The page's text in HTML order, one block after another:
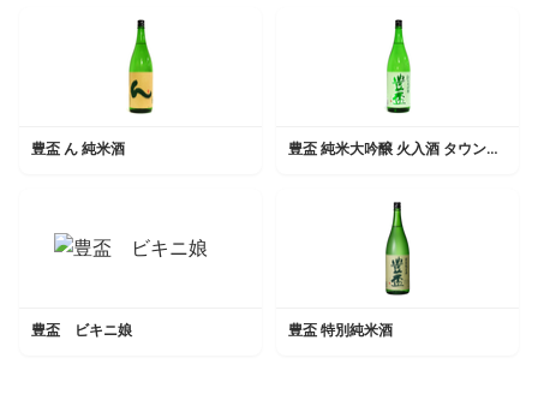
豊盃 ん 純米酒 豊盃 純米大吟醸 火入酒 タウンミーティング来場者限定品
豊盃 ビキニ娘 豊盃 特別純米酒